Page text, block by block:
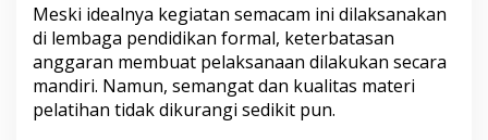
e
r
u
a
t
Meski idealnya kegiatan semacam ini dilaksanakan
di lembaga pendidikan formal, keterbatasan
anggaran membuat pelaksanaan dilakukan secara
mandiri. Namun, semangat dan kualitas materi
pelatihan tidak dikurangi sedikit pun.